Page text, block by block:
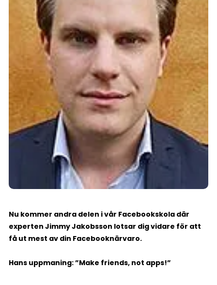
Nu kommer andra delen i vår Facebookskola där
experten Jimmy Jakobsson lotsar dig vidare för att
få ut mest av din Facebooknärvaro.
Hans uppmaning: ”Make friends, not apps!”